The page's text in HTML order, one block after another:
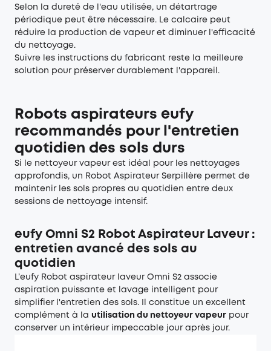
Selon la dureté de l'eau utilisée, un détartrage
périodique peut être nécessaire. Le calcaire peut
réduire la production de vapeur et diminuer l'efficacité
du nettoyage.
Suivre les instructions du fabricant reste la meilleure
solution pour préserver durablement l'appareil.
Robots aspirateurs eufy
recommandés pour l'entretien
quotidien des sols durs
Si le nettoyeur vapeur est idéal pour les nettoyages
approfondis, un Robot Aspirateur Serpillère permet de
maintenir les sols propres au quotidien entre deux
sessions de nettoyage intensif.
eufy Omni S2 Robot Aspirateur Laveur :
entretien avancé des sols au
quotidien
L’eufy Robot aspirateur laveur Omni S2 associe
aspiration puissante et lavage intelligent pour
simplifier l'entretien des sols. Il constitue un excellent
complément à la utilisation du nettoyeur vapeur pour
conserver un intérieur impeccable jour après jour.